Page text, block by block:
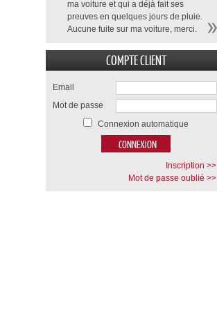
ma voiture et qui a déjà fait ses
preuves en quelques jours de pluie.
Aucune fuite sur ma voiture, merci.
COMPTE CLIENT
Email
Mot de passe
Connexion automatique
Inscription >>
Mot de passe oublié >>